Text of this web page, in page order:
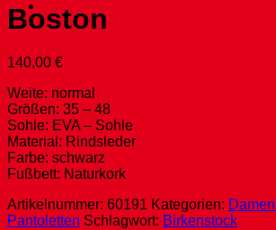
Boston
140,00 €
Weite: normal
Größen: 35 – 48
Sohle: EVA – Sohle
Material: Rindsleder
Farbe: schwarz
Fußbett: Naturkork
Artikelnummer: 60191 Kategorien:
Pantoletten Schlagwort: Birkenstock